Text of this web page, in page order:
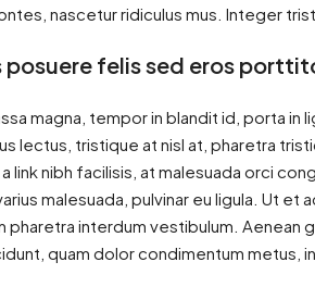
nascetur ridiculus mus. Integer
posuere felis sed eros
magna, tempor in blandit id, porta in
lectus, tristique at nisl at, pharetra
a link nibh facilisis, at malesuada orci
malesuada, pulvinar eu ligula. Ut
pharetra interdum vestibulum. Aenean
quam dolor condimentum metus,